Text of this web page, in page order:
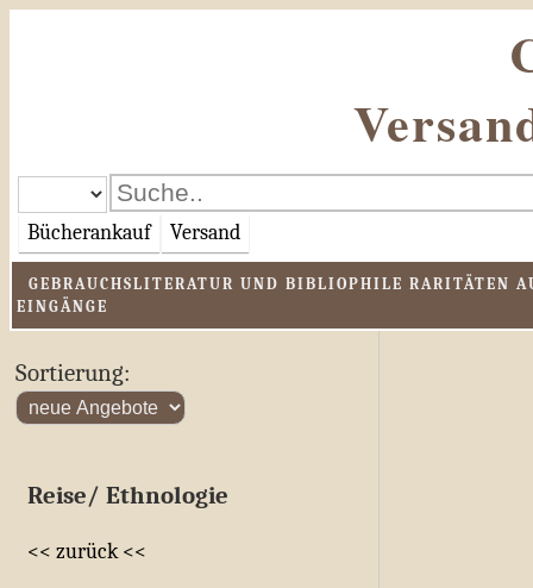
Bücherankauf Versand
GEBRAUCHSLITERATUR UND BIBLIOPHILE RARITÄTEN
EINGÄNGE
Sortierung:
Reise/ Ethnologie
<< zurück <<